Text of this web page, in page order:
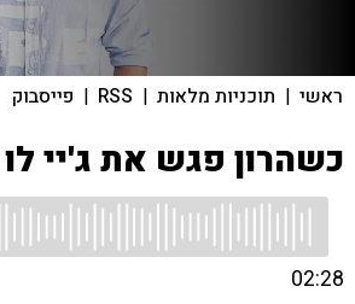
ראשי | תוכניות מלאות |
RSS
| פייסבוק
כשהרון פגש את ג'יי לו
02:28